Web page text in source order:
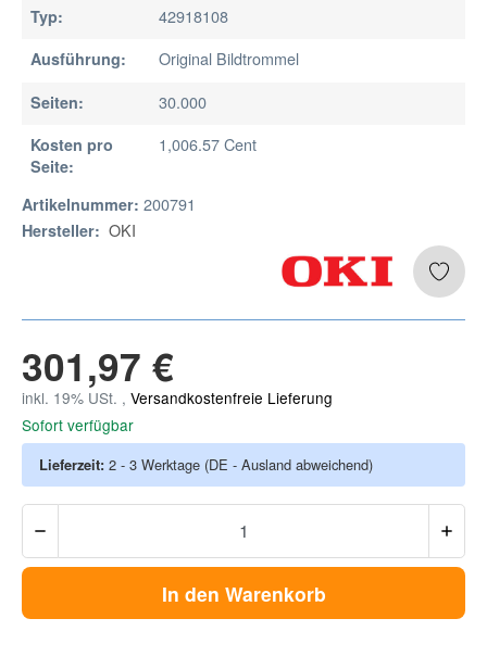
Typ: 42918108
Ausführung: Original Bildtrommel
Seiten: 30.000
Kosten pro
Seite:
1,006.57 Cent
Artikelnummer: 200791
Hersteller: OKI
301,97 €
inkl. 19% USt. , Versandkostenfreie Lieferung
Sofort verfügbar
Lieferzeit: 2 - 3 Werktage (DE - Ausland abweichend)
In den Warenkorb